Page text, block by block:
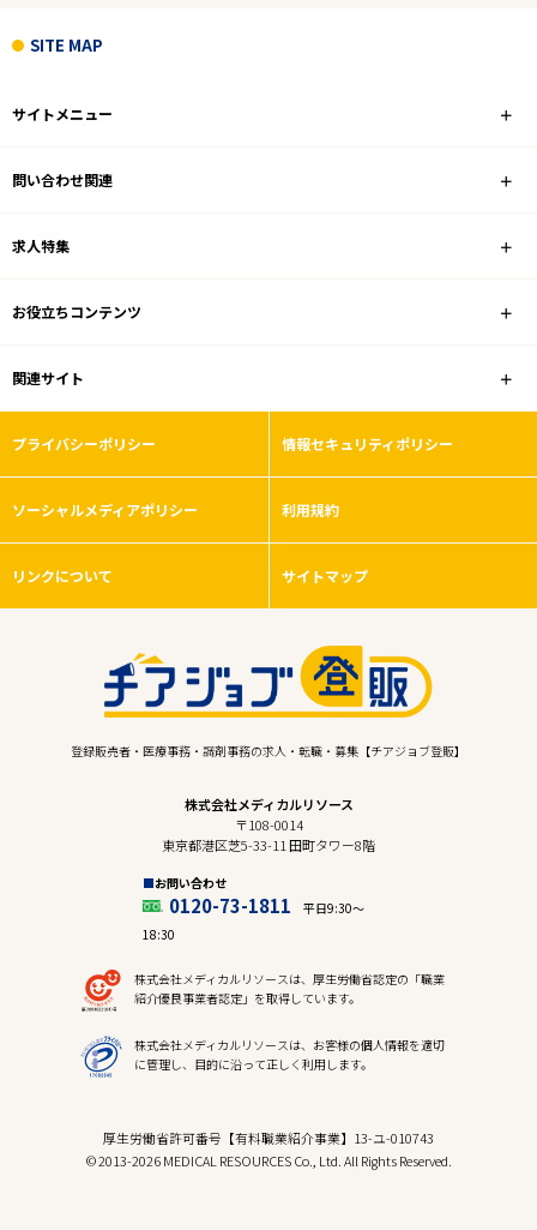
名古屋市中区
家電量販店
雇用形態
こだわり条件
フリーワード
SITE MAP
サイトメニュー
問い合わせ関連
求人特集
お役立ちコンテンツ
関連サイト
プライバシーポリシー 情報セキュリティポリシー
ソーシャルメディアポリシー 利用規約
リンクについて サイトマップ
登録販売者・医療事務・調剤事務の求人・転職・募集【チアジョブ登販】
株式会社メディカルリソース
〒108-0014
東京都港区芝5-33-11 田町タワー8階
お問い合わせ
0120-73-1811
平日9:30〜
18:30
株式会社メディカルリソースは、厚生労働省認定の「職業
紹介優良事業者認定」を取得しています。
株式会社メディカルリソースは、お客様の個人情報を適切
に管理し、目的に沿って正しく利用します。
厚生労働省許可番号【有料職業紹介事業】13-ユ-010743
© 2013-2026 MEDICAL RESOURCES Co., Ltd. All Rights Reserved.